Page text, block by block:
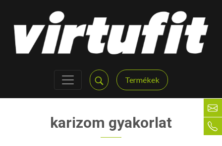
Termékek
karizom gyakorlat